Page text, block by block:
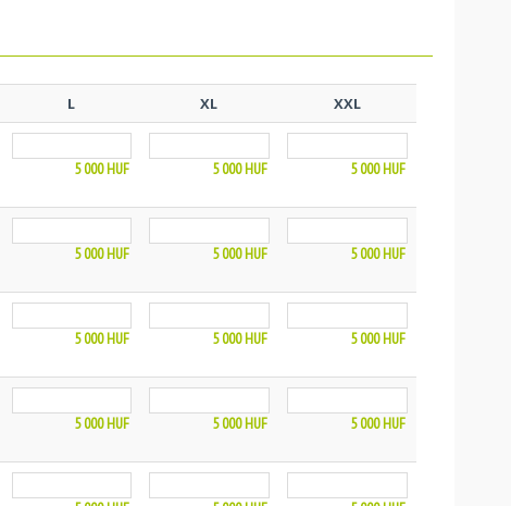
L XL XXL
5 000HUF 5 000HUF 5 000HUF
5 000HUF 5 000HUF 5 000HUF
5 000HUF 5 000HUF 5 000HUF
5 000HUF 5 000HUF 5 000HUF